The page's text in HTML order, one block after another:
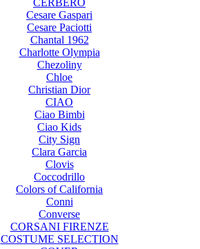
Cesare Gaspari
Cesare Paciotti
Chantal 1962
Charlotte Olympia
Chezoliny
Chloe
Christian Dior
CIAO
Ciao Bimbi
Ciao Kids
City Sign
Clara Garcia
Clovis
Coccodrillo
Colors of California
Conni
Converse
CORSANI FIRENZE
COSTUME SELECTION